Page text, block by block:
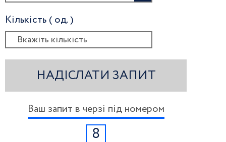
Кількість ( од. )
НАДІСЛАТИ ЗАПИТ
Ваш запит в черзі під номером
8